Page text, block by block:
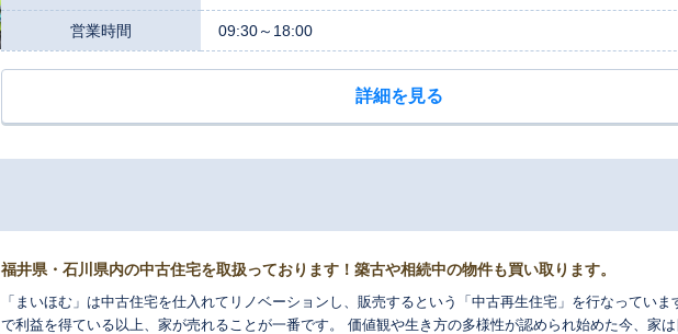
営業時間 09:30～18:00
詳細を見る
福井県・石川県内の中古住宅を取扱っております！築古や相続中の物件も買い取ります。
「まいほむ」は中古住宅を仕入れてリノベーションし、販売するという「中古再生住宅」を行なっていま
で利益を得ている以上、家が売れることが一番です。 価値観や生き方の多様性が認められ始めた今、家